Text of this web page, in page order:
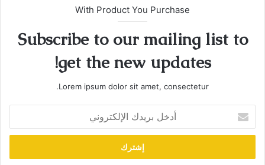
With Product You Purchase
Subscribe to our mailing list to
get the new updates!
Lorem ipsum dolor sit amet, consectetur.
بريدك
الإلكتروني